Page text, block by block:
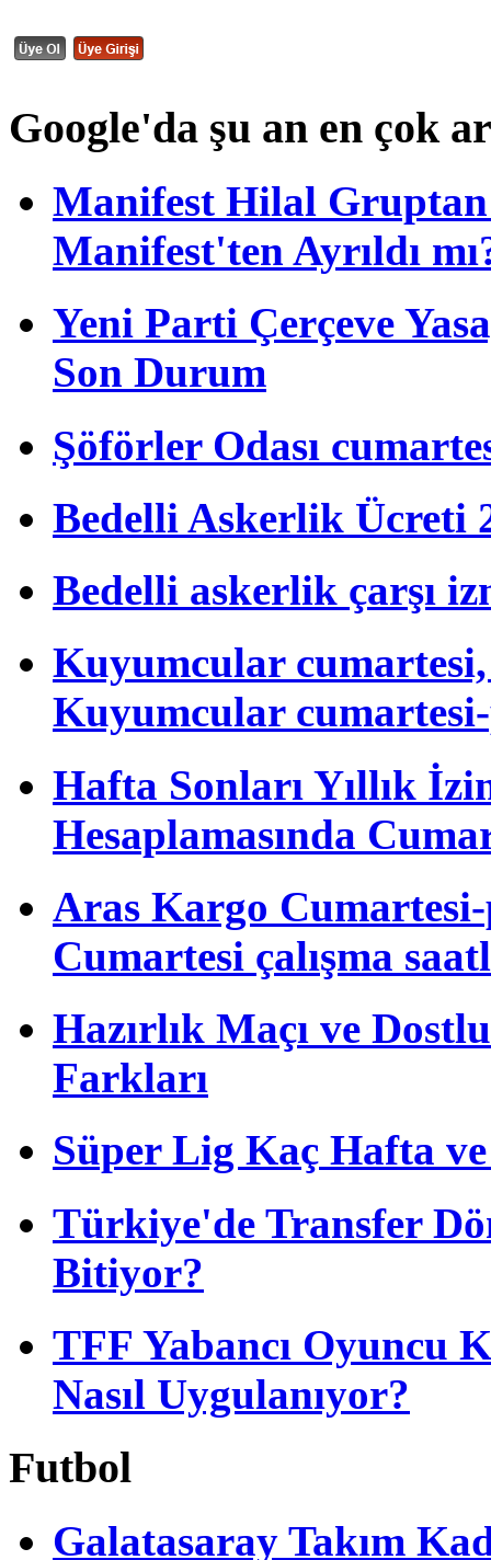
Google'da şu an en çok
Manifest Hilal Gruptan
Manifest'ten Ayrıldı
Yeni Parti Çerçeve
Son Durum
Şöförler Odası
Bedelli Askerlik Ücreti
Bedelli askerlik çarşı
Kuyumcular cumartesi,
Kuyumcular
Hafta Sonları Yıllık
Hesaplamasında
Aras Kargo Cumartesi-
Cumartesi çalışma
Hazırlık Maçı ve
Farkları
Süper Lig Kaç Hafta
Türkiye'de Transfer
Bitiyor?
TFF Yabancı Oyuncu
Nasıl Uygulanıyor?
Futbol
Galatasaray Takım